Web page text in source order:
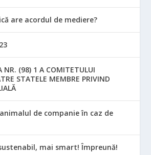
are acordul de mediere?
NR. (98) 1 A COMITETULUI
STATELE MEMBRE PRIVIND
de companie în caz de
mai smart! Împreună!